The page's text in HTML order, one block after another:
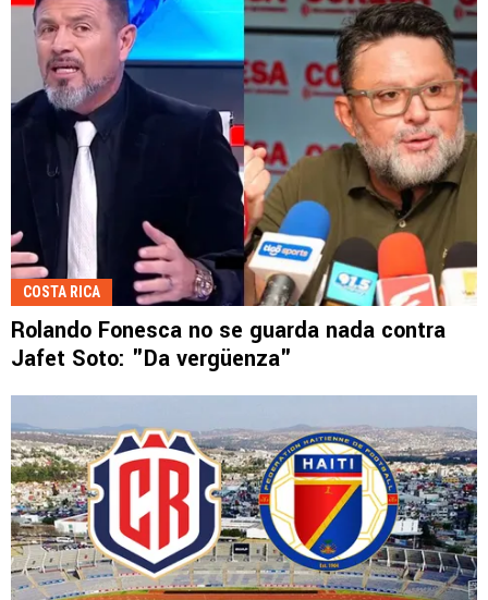
COSTA RICA
Rolando Fonesca no se guarda nada contra
Jafet Soto: "Da vergüenza"